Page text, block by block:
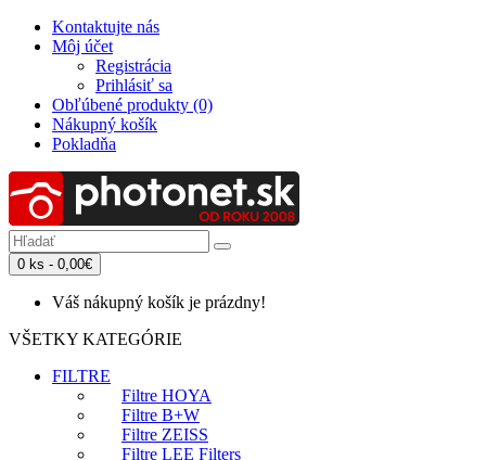
Kontaktujte nás
Môj účet
Registrácia
Prihlásiť sa
Obľúbené produkty (0)
Nákupný košík
Pokladňa
0 ks - 0,00€
Váš nákupný košík je prázdny!
VŠETKY KATEGÓRIE
FILTRE
Filtre HOYA
Filtre B+W
Filtre ZEISS
Filtre LEE Filters